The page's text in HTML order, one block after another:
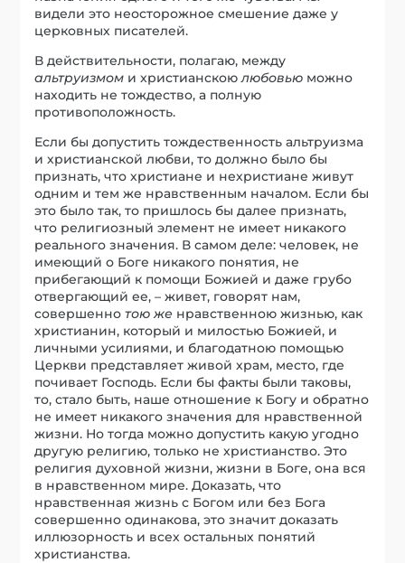
видели это неосторожное смешение даже у
церковных писателей.
В действительности, полагаю, между
альтруизмом и христианскоюлюбовью можно
находить не тождество, а полную
противоположность.
Если бы допустить тождественность альтруизма
и христианской любви, то должно было бы
признать, что христиане и нехристиане живут
одним и тем же нравственным началом. Если бы
это было так, то пришлось бы далее признать,
что религиозный элемент не имеет никакого
реального значения. В самом деле: человек, не
имеющий о Боге никакого понятия, не
прибегающий к помощи Божией и даже грубо
отвергающий ее, – живет, говорят нам,
совершеннотою же нравственною жизнью, как
христианин, который и милостью Божией, и
личными усилиями, и благодатною помощью
Церкви представляет живой храм, место, где
почивает Господь. Если бы факты были таковы,
то, стало быть, наше отношение к Богу и обратно
не имеет никакого значения для нравственной
жизни. Но тогда можно допустить какую угодно
другую религию, только не христианство. Это
религия духовной жизни, жизни в Боге, она вся
в нравственном мире. Доказать, что
нравственная жизнь с Богом или без Бога
совершенно одинакова, это значит доказать
иллюзорность и всех остальных понятий
христианства.